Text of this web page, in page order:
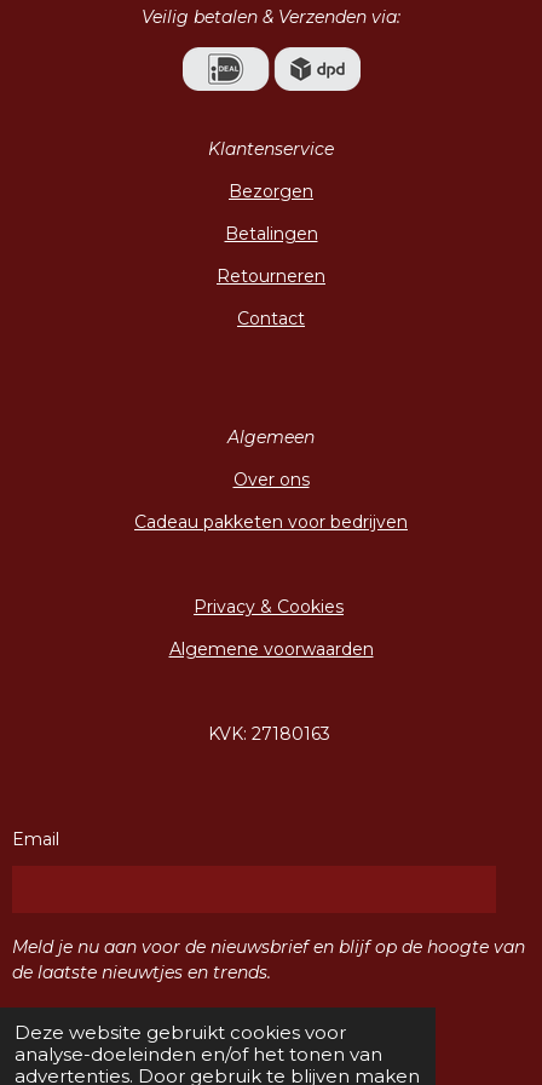
Deze website gebruikt cookies voor
analyse-doeleinden en/of het tonen van
advertenties. Door gebruik te blijven maken
Veilig betalen & Verzenden via:
Klantenservice
Bezorgen
Betalingen
Retourneren
Contact
Algemeen
Over ons
Cadeau pakketen voor bedrijven
Privacy & Cookies
Algemene voorwaarden
KVK: 27180163
Email
Meld je nu aan voor de nieuwsbrief en blijf op de hoogte van
de laatste nieuwtjes en trends.
Verzenden